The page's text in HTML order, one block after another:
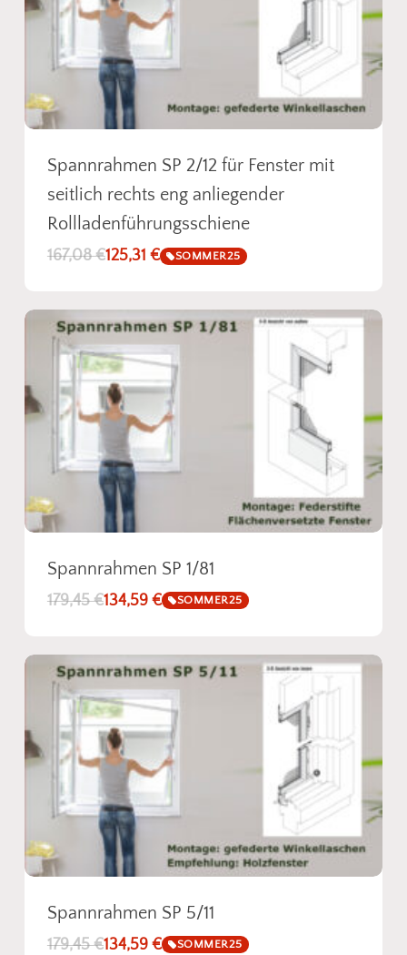
Fotos senden
Spannrahmen SP 2/12 für Fenster mit
seitlich rechts eng anliegender
Rollladenführungsschiene
167,08€125,31 € SOMMER25
Spannrahmen SP 1/81
179,45€134,59 € SOMMER25
Spannrahmen SP 5/11
179,45€134,59 € SOMMER25